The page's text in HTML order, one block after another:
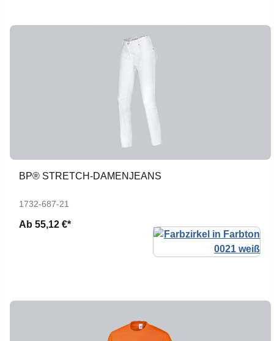
BP® STRETCH-DAMENJEANS
1732-687-21
Ab 55,12 €*